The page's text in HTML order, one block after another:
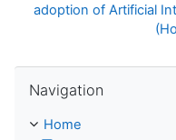
adoption of Artificial
Navigation
Home